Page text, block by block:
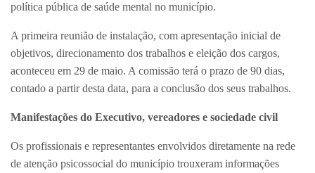
política pública de saúde mental no município.
A primeira reunião de instalação, com apresentação inicial de
objetivos, direcionamento dos trabalhos e eleição dos cargos,
aconteceu em 29 de maio. A comissão terá o prazo de 90 dias,
contado a partir desta data, para a conclusão dos seus trabalhos.
Manifestações do Executivo, vereadores e sociedade civil
Os profissionais e representantes envolvidos diretamente na rede
de atenção psicossocial do município trouxeram informações